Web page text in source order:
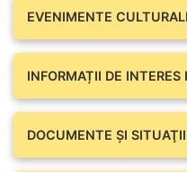
EVENIMENTE
INFORMAȚII DE
DOCUMENTE ŞI